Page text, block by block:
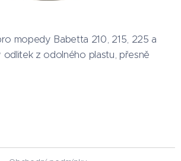
mopedy Babetta 210, 215, 225 a
odlitek z odolného plastu, přesně